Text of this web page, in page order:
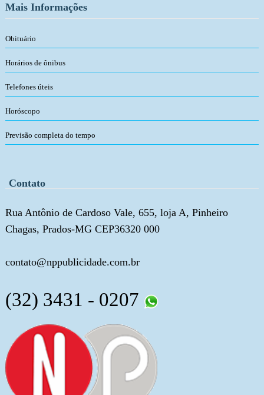
Mais Informações
Obituário
Horários de ônibus
Telefones úteis
Horóscopo
Previsão completa do tempo
Contato
Rua Antônio de Cardoso Vale, 655, loja A, Pinheiro
Chagas, Prados-MG CEP36320 000
contato@nppublicidade.com.br
(32) 3431 - 0207